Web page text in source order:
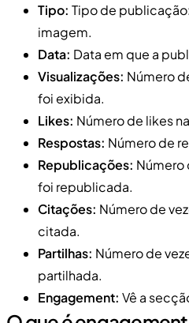
Tipo: Tipo de
imagem.
Data: Data em que a
Visualizações: Número
foi exibida.
Likes: Número de likes
Respostas: Número de
Republicações: Número
foi republicada.
Citações: Número de
citada.
Partilhas: Número de
partilhada.
Engagement: Vê a